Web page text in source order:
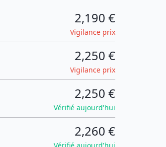
2,190 €
Vigilance prix
2,250 €
Vigilance prix
2,250 €
Vérifié aujourd'hui
2,260 €